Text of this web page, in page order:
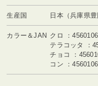
生産国 日本（兵庫県豊
カラー＆JAN クロ ：
テラコッタ ：
チョコ ：
コン ：